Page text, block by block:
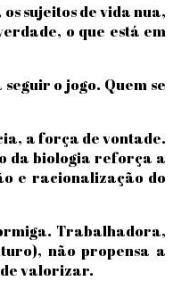
sujeitos de vida nua,
o que está em
o jogo. Quem se
a força de vontade.
da biologia reforça a
e racionalização do
Trabalhadora,
não propensa a
valorizar.